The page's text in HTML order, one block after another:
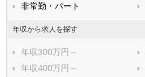
非常勤・パート
年収から求人を探す
年収300万円～
年収400万円～